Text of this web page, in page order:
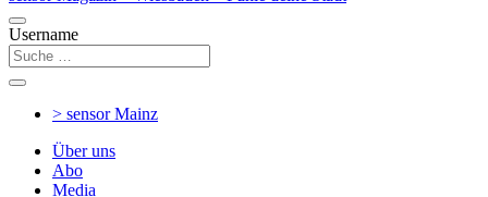
Username
> sensorMainz
Über uns
Abo
Media